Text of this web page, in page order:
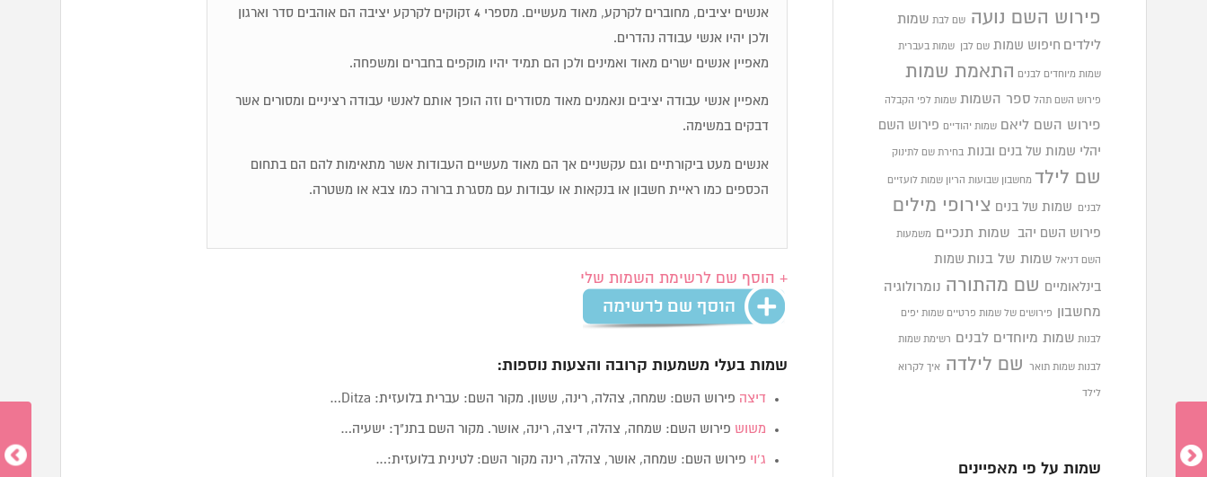
אנשים יציבים, מחוברים לקרקע, מאוד מעשיים. מספרי 4 זקוקים לקרקע יציבה הם אוהבים סדר וארגון
ולכן יהיו אנשי עבודה נהדרים.
מאפיין אנשים ישרים מאוד ואמינים ולכן הם תמיד יהיו מוקפים בחברים ומשפחה.
מאפיין אנשי עבודה יציבים ונאמנים מאוד מסודרים וזה הופך אותם לאנשי עבודה רציניים ומסורים אשר
דבקים במשימה.
אנשים מעט ביקורתיים וגם עקשניים אך הם מאוד מעשיים העבודות אשר מתאימות להם הם בתחום
הכספים כמו ראיית חשבון או בנקאות או עבודות עם מסגרת ברורה כמו צבא או משטרה.
+ הוסף שם לרשימת השמות שלי
שמות בעלי משמעות קרובה והצעות נוספות:
דיצה פירוש השם: שמחה, צהלה, רינה, ששון. מקור השם: עברית בלועזית: Ditza…
משוש פירוש השם: שמחה, צהלה, דיצה, רינה, אושר. מקור השם בתנ"ך: ישעיה…
ג’וי פירוש השם: שמחה, אושר, צהלה, רינה מקור השם: לטינית בלועזית:…
פירוש השם נועה
שם לבת שמות
לילדים חיפוש שמות שם לבן שמות בעברית
שמות מיוחדים לבנים התאמת שמות
פירוש השם תהל ספר השמות שמות לפי הקבלה
פירוש השם ליאם שמות יהודיים פירוש השם
יהלי שמות של בנים ובנות בחירת שם לתינוק
שם לילד מחשבון שבועות הריון שמות לועזיים
לבנים שמות של בנים צירופי מילים
פירוש השם יהב שמות תנכיים משמעות
השם דניאל שמות של בנות שמות
בינלאומיים שם מהתורה נומרולוגיה
מחשבון פירושים של שמות פרטיים שמות יפים
לבנות שמות מיוחדים לבנים רשימת שמות
לבנות שמות תואר שם לילדה איך לקרוא
לילד
שמות על פי מאפיינים